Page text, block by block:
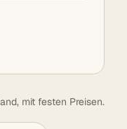
mit festen Preisen.